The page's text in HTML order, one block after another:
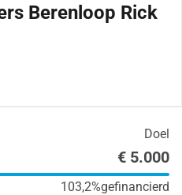
Berenloop Rick
Doel
€ 5.000
103,2%gefinancierd